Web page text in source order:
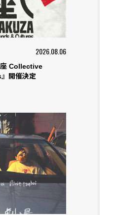
2026.08.06
座 Collective
開催決定